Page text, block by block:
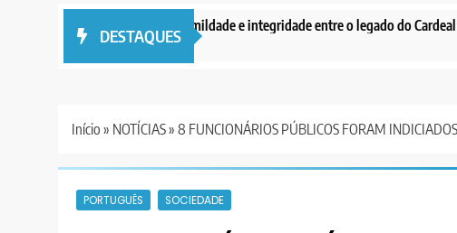
DESTAQUES
Serenidade, humildade e integridade entre o legado do Cardeal Júlio Langa
Início » NOTÍCIAS» 8 FUNCIONÁRIOS PÚBLICOS FORAM
PORTUGUÊS SOCIEDADE